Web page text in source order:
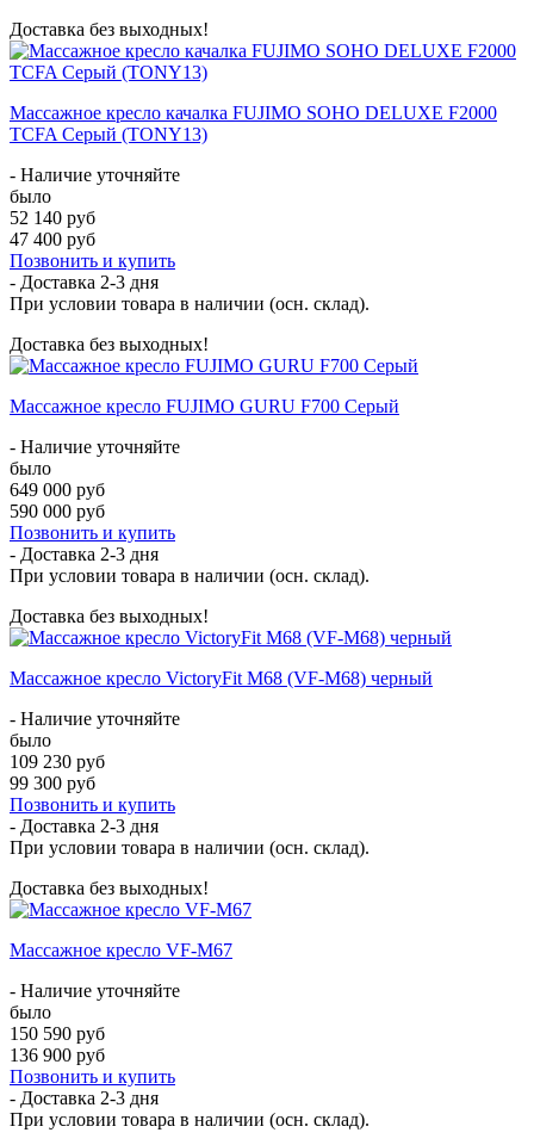
Доставка без выходных!
Массажное кресло качалка FUJIMO SOHO DELUXE F2000
TCFA Серый (TONY13)
- Наличие уточняйте
было
52 140 руб
47 400 руб
Позвонить и купить
- Доставка 2-3 дня
При условии товара в наличии (осн. склад).
Доставка без выходных!
Массажное кресло FUJIMO GURU F700 Серый
- Наличие уточняйте
было
649 000 руб
590 000 руб
Позвонить и купить
- Доставка 2-3 дня
При условии товара в наличии (осн. склад).
Доставка без выходных!
Массажное кресло VictoryFit M68 (VF-M68) черный
- Наличие уточняйте
было
109 230 руб
99 300 руб
Позвонить и купить
- Доставка 2-3 дня
При условии товара в наличии (осн. склад).
Доставка без выходных!
Массажное кресло VF-M67
- Наличие уточняйте
было
150 590 руб
136 900 руб
Позвонить и купить
- Доставка 2-3 дня
При условии товара в наличии (осн. склад).